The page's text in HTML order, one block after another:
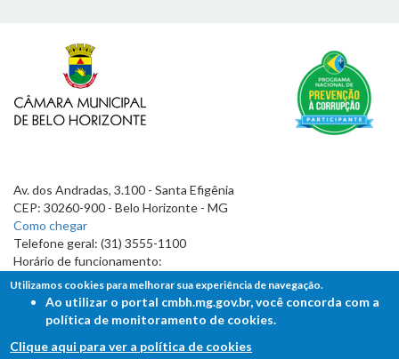
Av. dos Andradas, 3.100 - Santa Efigênia
CEP: 30260-900 - Belo Horizonte - MG
Como chegar
Telefone geral: (31) 3555-1100
Horário de funcionamento:
7h às 19h
Utilizamos cookies para melhorar sua experiência de navegação.
Ao utilizar o portal cmbh.mg.gov.br, você concorda com a
política de monitoramento de cookies.
Clique aqui para ver a política de cookies